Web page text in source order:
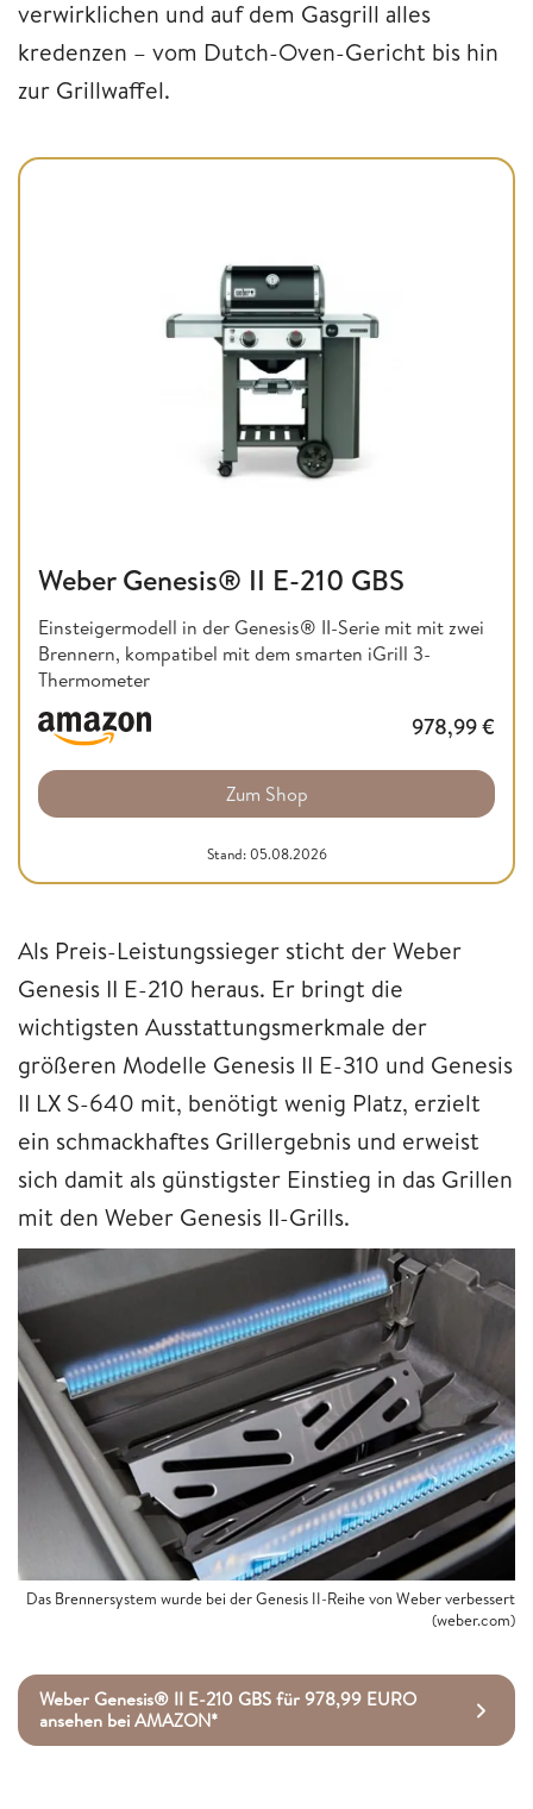
verwirklichen und auf dem Gasgrill alles
kredenzen – vom Dutch-Oven-Gericht bis hin
zur Grillwaffel.
Weber Genesis® II E-210 GBS
Einsteigermodell in der Genesis® II-Serie mit mit zwei
Brennern, kompatibel mit dem smarten iGrill 3-
Thermometer
978,99€
Zum Shop
Stand: 05.08.2026
Als Preis-Leistungssieger sticht der Weber
Genesis II E-210 heraus. Er bringt die
wichtigsten Ausstattungsmerkmale der
größeren Modelle Genesis II E-310 und Genesis
II LX S-640 mit, benötigt wenig Platz, erzielt
ein schmackhaftes Grillergebnis und erweist
sich damit als günstigster Einstieg in das Grillen
mit den Weber Genesis II-Grills.
Das Brennersystem wurde bei der Genesis II-Reihe von Weber verbessert
(weber.com)
Weber Genesis® II E-210 GBS für 978,99 EURO
ansehen bei AMAZON*